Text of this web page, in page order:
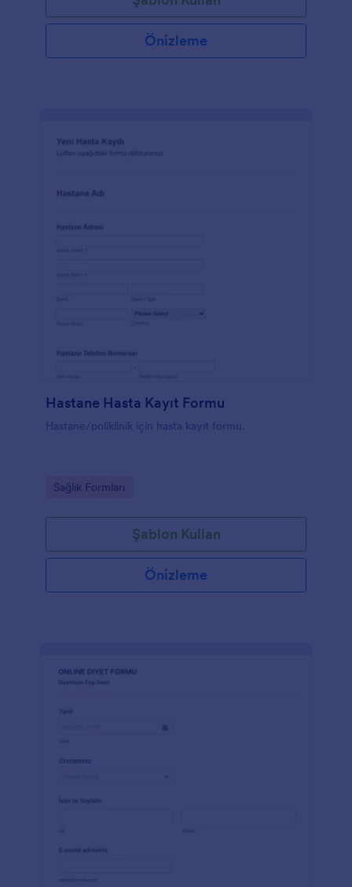
Önizleme
Hastane Hasta Kayıt Formu
Hastane/poliklinik için hasta kayıt formu.
Go to Category:
Sağlık Formları
Şablon Kullan
Önizleme